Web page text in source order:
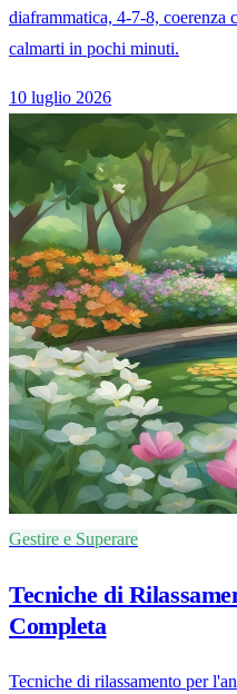
diaframmatica, 4-7-8, coerenza
calmarti in pochi minuti.
10 luglio 2026
Gestire e Superare
Tecniche di
Completa
Tecniche di rilassamento per